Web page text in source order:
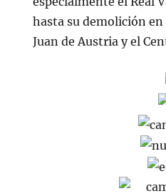
hasta su demolición en
Juan de Austria y el